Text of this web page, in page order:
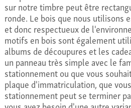
sur notre timbre peut être
ronde. Le bois que nous utilisons
et donc respectueux de
motifs en bois sont également
albums de découpures et les
un panneau très simple avec le
stationnement ou que vous
plaque d'immatriculation, que
stationnement peut se terminer